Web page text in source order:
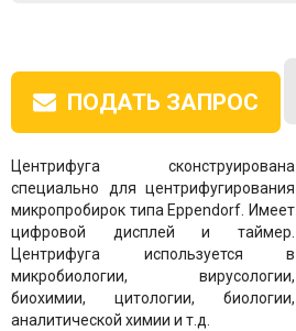
ПОДАТЬ ЗАПРОС
Центрифуга сконструирована
специально для центрифугирования
микропробирок типа Eppendorf. Имеет
цифровой дисплей и таймер.
Центрифуга используется в
микробиологии, вирусологии,
биохимии, цитологии, биологии,
аналитической химии и т.д.